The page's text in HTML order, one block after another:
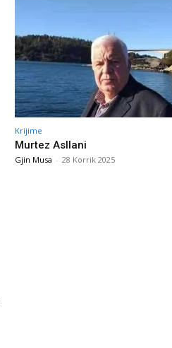
Krijime
Murtez Asllani
Gjin Musa - 28 Korrik 2025